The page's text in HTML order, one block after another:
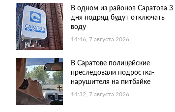
В одном из районов Саратова 3
дня подряд будут отключать
воду
14:46, 7 августа 2026
В Саратове полицейские
преследовали подростка-
нарушителя на питбайке
14:32, 7 августа 2026